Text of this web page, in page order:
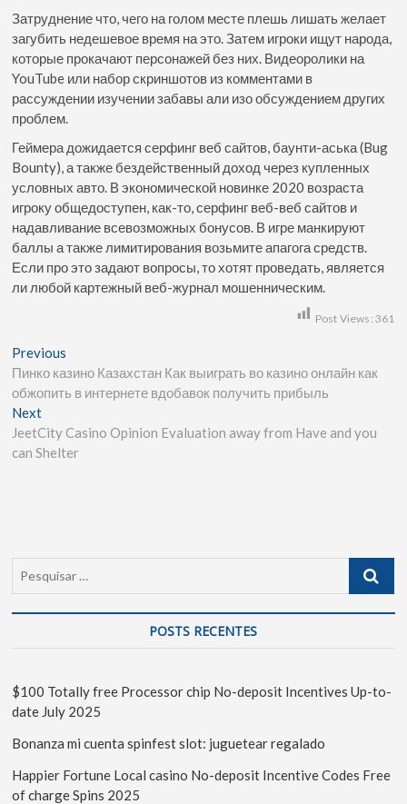
Затруднение что, чего на голом месте плешь лишать желает
загубить недешевое время на это. Затем игроки ищут народа,
которые прокачают персонажей без них. Видеоролики на
YouTube или набор скриншотов из комментами в
рассуждении изучении забавы али изо обсуждением других
проблем.
Геймера дожидается серфинг веб сайтов, баунти-аська (Bug
Bounty), а также бездейственный доход через купленных
условных авто. В экономической новинке 2020 возраста
игроку общедоступен, как-то, серфинг веб-веб сайтов и
надавливание всевозможных бонусов. В игре манкируют
баллы а также лимитирования возьмите апагога средств.
Если про это задают вопросы, то хотят проведать, является
ли любой картежный веб-журнал мошенническим.
Post Views: 361
Previous
Пинко казино Казахстан Как выиграть во казино онлайн как
обжопить в интернете вдобавок получить прибыль
Next
JeetCity Casino Opinion Evaluation away from Have and you
can Shelter
POSTS RECENTES
$100 Totally free Processor chip No-deposit Incentives Up-to-
date July 2025
Bonanza mi cuenta spinfest slot: juguetear regalado
Happier Fortune Local casino No-deposit Incentive Codes Free
of charge Spins 2025